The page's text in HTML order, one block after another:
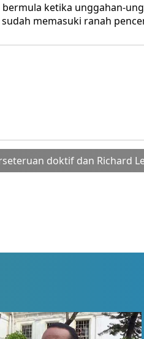
ketika unggahan-
memasuki ranah
doktif dan Richard